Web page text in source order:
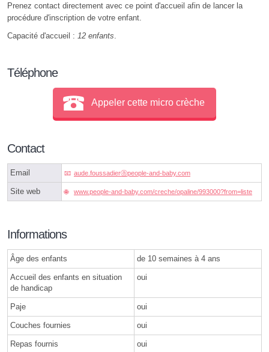
Prenez contact directement avec ce point d'accueil afin de lancer la
procédure d'inscription de votre enfant.
Capacité d'accueil : 12 enfants
Téléphone
Appeler cette micro crèche
Contact
Email aude.foussadierⓐpeople-and-baby.com
Site web www.people-and-baby.com/creche/opaline/993000?from=liste
Informations
Âge des enfants de 10 semaines à 4 ans
Accueil des enfants en situation
de handicap
oui
Paje oui
Couches fournies oui
Repas fournis oui